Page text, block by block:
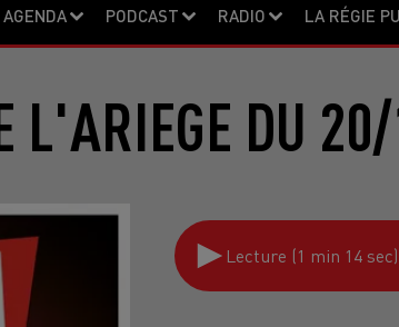
AGENDA PODCAST RADIO LA RÉGIE
L'ARIEGE DU
Lecture (1 min 14 sec)